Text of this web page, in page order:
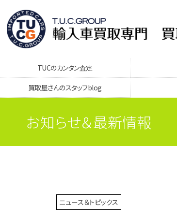
TUCのカンタン査定
買取屋さんのスタッフblog
お知らせ＆最新情報
ニュース＆トピックス